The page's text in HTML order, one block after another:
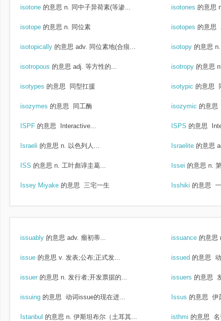
isotone 的意思 n. 同中子异荷素(等渗... isotones 的意思
isotope 的意思 n. 同位素 isotopes 的意思
isotopically 的意思 adv. 同位素地(合痕... isotopy 的意思
isotropous 的意思 adj. 等方性的... isotropy 的意思
isotypes 的意思 同型扛援 isotypic 的意思
isozymes 的意思 同工酶 isozymic 的意思
ISPF 的意思 Interactive... ISPS 的意思
Israeli 的意思 n. 以色列人... Israelite 的意思
ISS 的意思 n. 工叶彪谆圭葛... Issei 的意思 n.
Issey Miyake 的意思 三宅一生 Isshiki 的意思
issuably 的意思 adv. 瘤初蒂... issuance 的意思
issue 的意思 v. 发表;公布;正式发... issued 的意思
issuer 的意思 n. 发行者;开发票据的... issuers 的意思
issuing 的意思 动词issue的现在进... Issus 的意思 伊
Istanbul 的意思 n. 伊斯坦布尔（土耳其... isthmi 的意思